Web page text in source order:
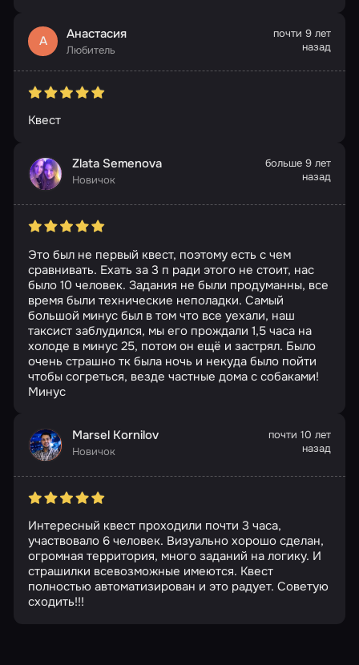
А Анастасия
Любитель
почти 9 лет
назад
Квест
Zlata Semenova
Новичок
больше 9 лет
назад
Это был не первый квест, поэтому есть с чем
сравнивать. Ехать за 3 п ради этого не стоит, нас
было 10 человек. Задания не были продуманны, все
время были технические неполадки. Самый
большой минус был в том что все уехали, наш
таксист заблудился, мы его прождали 1,5 часа на
холоде в минус 25, потом он ещё и застрял. Было
очень страшно тк была ночь и некуда было пойти
чтобы согреться, везде частные дома с собаками!
Минус
Marsel Kornilov
Новичок
почти 10 лет
назад
Интересный квест проходили почти 3 часа,
участвовало 6 человек. Визуально хорошо сделан,
огромная территория, много заданий на логику. И
страшилки всевозможные имеются. Квест
полностью автоматизирован и это радует. Советую
сходить!!!